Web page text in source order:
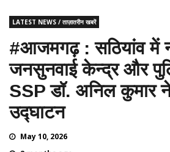
LATEST NEWS / ताज़ातरीन खबरें
#आजमगढ़ : सठियांव में
जनसुनवाई केन्द्र और
SSP डॉ. अनिल कुमार
उद्घाटन
May 10, 2026